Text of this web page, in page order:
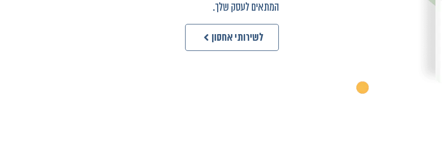
המתאים לעסק שלך.
לשירותי אחסון